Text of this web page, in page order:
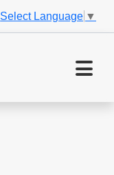
Select Language ▼